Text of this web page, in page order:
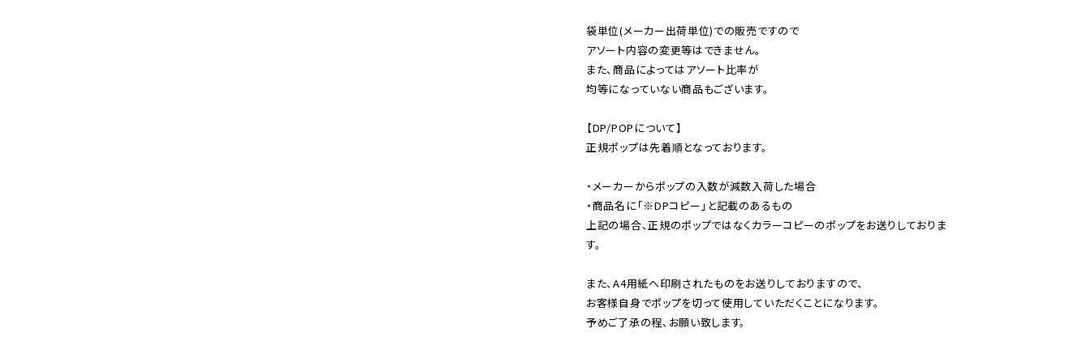
袋単位(メーカー出荷単位)での販売ですので
アソート内容の変更等はできません。
また、商品によってはアソート比率が
均等になっていない商品もございます。
【DP/POPについて】
正規ポップは先着順となっております。
・メーカーからポップの入数が減数入荷した場合
・商品名に「※DPコピー」と記載のあるもの
上記の場合、正規のポップではなくカラーコピーのポップをお送りしておりま
す。
また、A4用紙へ印刷されたものをお送りしておりますので、
お客様自身でポップを切って使用していただくことになります。
予めご了承の程、お願い致します。